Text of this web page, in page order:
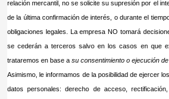
relación mercantil, no se solicite su supresión por el
de la última confirmación de interés, o durante el
obligaciones legales. La empresa NO tomará
se cederán a terceros salvo en los casos en que
trataremos en base a su consentimiento o ejecución
Asimismo, le informamos de la posibilidad de ejercer
datos personales: derecho de acceso,